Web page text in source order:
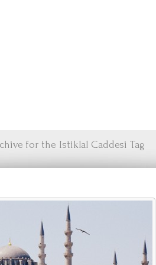
for the Istiklal Caddesi Tag